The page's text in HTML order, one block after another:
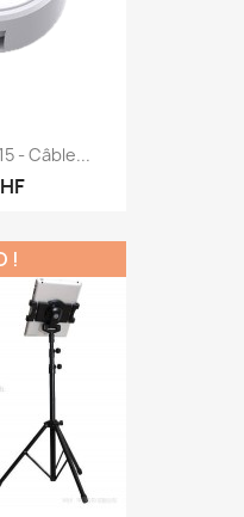
- Câble...
!